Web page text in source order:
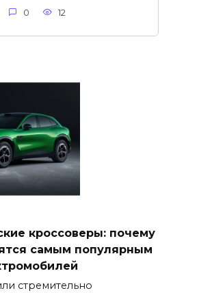
0 12
кроссоверы: почему
самым популярным
стремительно